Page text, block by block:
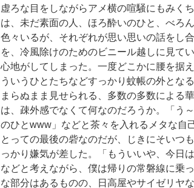
虚ろな目をしながらアメ横の喧騒にもみく
は、未だ素面の人、ほろ酔いのひと、べろ
色々いるが、それぞれが思い思いの話をし
を、冷風除けのためのビニール越しに見て
心地がしてしまった。一度どこかに腰を据
ういうひとたちなどすっかり蚊帳の外とな
まらぬまま見せられる、多数の多数による
は、疎外感でなくて何なのだろうか。「う
のひとwww」などと茶々を入れるメタな自
とっての最後の砦なのだが、じきにそいつ
っかり嫌気が差した。「もういいや、今日
などと考えながら、僕は帰りの常磐線に乗
な部分はあるものの、日高屋やサイゼリヤ